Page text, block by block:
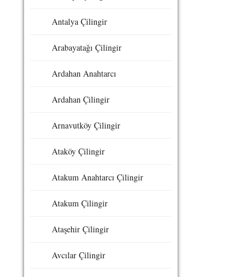
Antalya Çilingir
Arabayatağı Çilingir
Ardahan Anahtarcı
Ardahan Çilingir
Arnavutköy Çilingir
Ataköy Çilingir
Atakum Anahtarcı Çilingir
Atakum Çilingir
Ataşehir Çilingir
Avcılar Çilingir